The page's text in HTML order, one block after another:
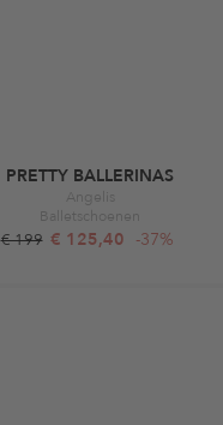
PRETTY BALLERINAS
Angelis
Balletschoenen
€ 199 € 125,40 -37%